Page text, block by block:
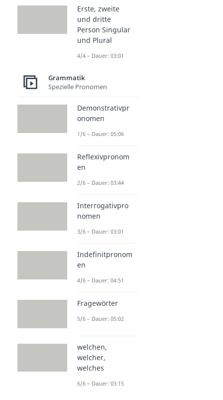
Erste, zweite
und dritte
Person Singular
und Plural
4/4 – Dauer: 03:01
Grammatik
Spezielle Pronomen
Demonstrativpr
onomen
1/6 – Dauer: 05:06
Reflexivpronom
en
2/6 – Dauer: 03:44
Interrogativpro
nomen
3/6 – Dauer: 03:01
Indefinitpronom
en
4/6 – Dauer: 04:51
Fragewörter
5/6 – Dauer: 05:02
welchen,
welcher,
welches
6/6 – Dauer: 03:15